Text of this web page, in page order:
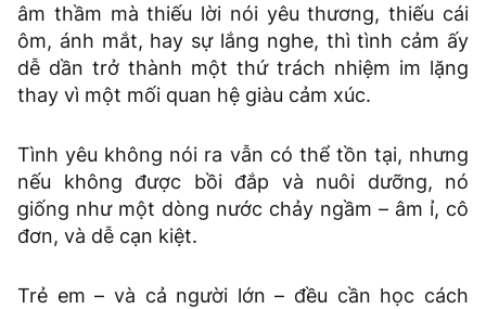
âm thầm mà thiếu lời nói yêu thương, thiếu cái
ôm, ánh mắt, hay sự lắng nghe, thì tình cảm ấy
dễ dần trở thành một thứ trách nhiệm im lặng
thay vì một mối quan hệ giàu cảm xúc.
Tình yêu không nói ra vẫn có thể tồn tại, nhưng
nếu không được bồi đắp và nuôi dưỡng, nó
giống như một dòng nước chảy ngầm – âm ỉ, cô
đơn, và dễ cạn kiệt.
Trẻ em – và cả người lớn – đều cần học cách